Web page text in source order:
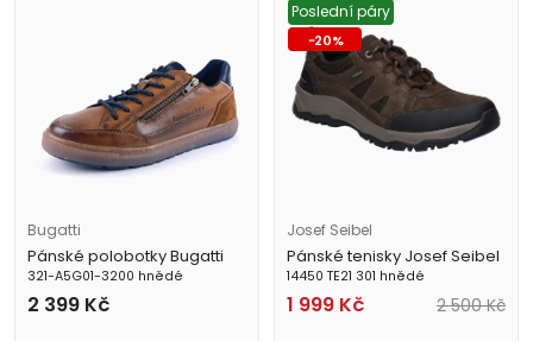
Bugatti
Pánské polobotky Bugatti
321-A5G01-3200 hnědé
2 399 Kč
Poslední páry
-20%
Josef Seibel
Pánské tenisky Josef Seibel
14450 TE21 301 hnědé
1 999 Kč 2 500Kč